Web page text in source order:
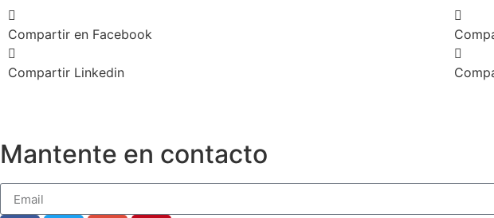
Compartir en Facebook
Compartir Linkedin
Mantente en contacto